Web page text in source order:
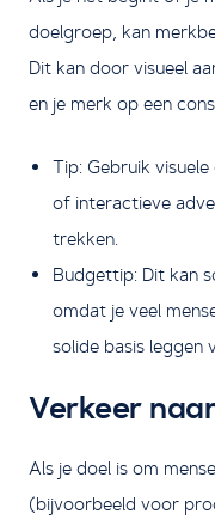
doelgroep, kan
Dit kan door visueel
en je merk op een
Tip: Gebruik
of interactieve
trekken.
Budgettip: Dit kan
omdat je veel
solide basis leggen
Verkeer
Als je doel is om
(bijvoorbeeld voor